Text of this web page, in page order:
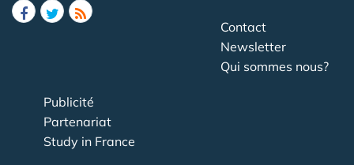
Contact
Newsletter
Qui sommes nous?
Publicité
Partenariat
Study in France